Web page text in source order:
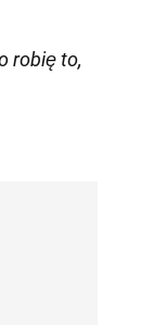
robię to,